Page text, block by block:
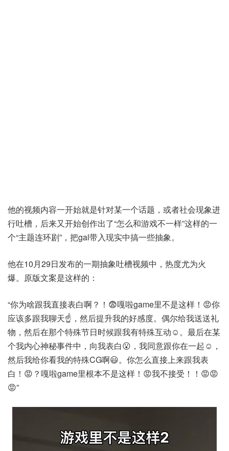
他的视频内容一开始就是针对某一个话题，或者社会现象进
行吐槽，后来又开始创作出了“怎么和游戏不一样”这样的一
个“主题连环剧”，把gal带入现实中搞一些抽象。
他在10月29日发布的一期抽象吐槽视频中，热度尤为火
爆。原版文案是这样的：
“你为啥跟我直接表白啊？！😨嘎啦game里不是这样！😡你
应该多跟我聊天☝，然后提升我的好感度。偶尔给我送送礼
物，然后在那个特殊节日时候跟我有特殊互动☺️。最后在某
个我内心神秘事件中，向我表白😮，我同意跟你在一起☺️，
然后我给你看我的特殊CG啊😃。你怎么直接上来跟我表
白！😡？嘎啦game里根本不是这样！😡我不接受！！😡😡
😡”